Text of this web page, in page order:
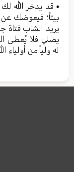
• قد يدخر الله
بيتاً؛ فيعوضك
يريد الشاب فتاة
يصلي فلا يُعطى
له ولياً من أولياء